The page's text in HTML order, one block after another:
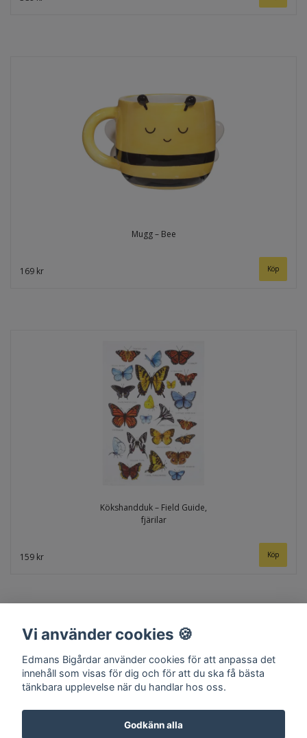
Mugg – Bee
169 kr
Kökshandduk – Field Guide,
fjärilar
159 kr
Hem Om oss Kontakt Köpvillkor Surret
Vi använder cookies 🍪
Edmans Bigårdar använder cookies för att anpassa det
innehåll som visas för dig och för att du ska få bästa
tänkbara upplevelse när du handlar hos oss.
Godkänn alla